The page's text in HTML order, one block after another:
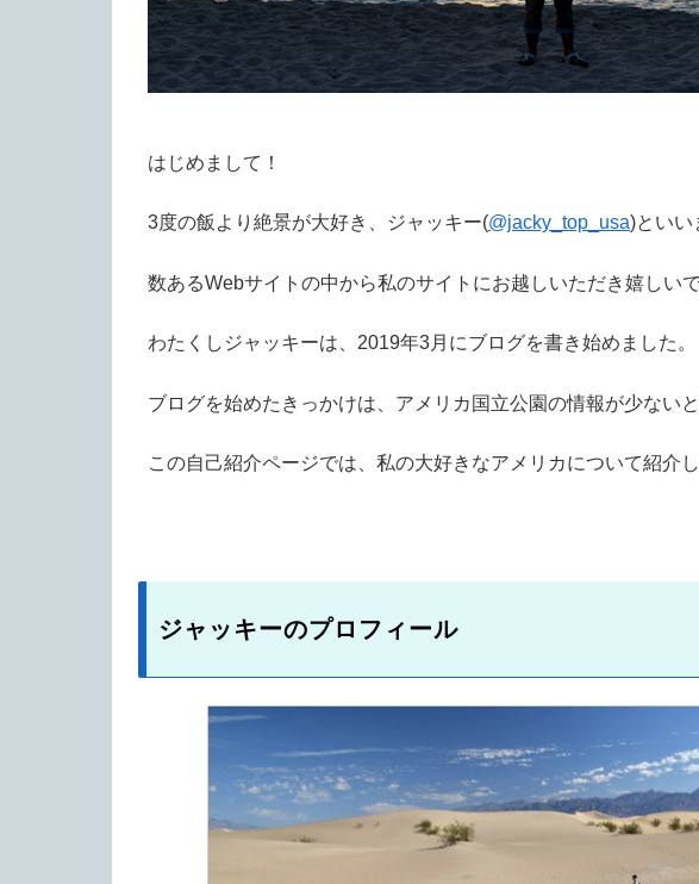
はじめまして！
3度の飯より絶景が大好き、ジャッキー(@jacky_top_usa)といい
数あるWebサイトの中から私のサイトにお越しいただき嬉しいで
わたくしジャッキーは、2019年3月にブログを書き始めました。
ブログを始めたきっかけは、アメリカ国立公園の情報が少ないと
この自己紹介ページでは、私の大好きなアメリカについて紹介
ジャッキーのプロフィール